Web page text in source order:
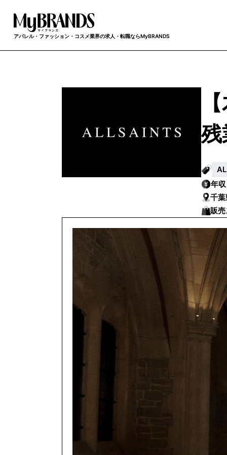
アパレル・ファッション・コスメ業界の求人・転職ならMyBRANDS
年
千葉
販